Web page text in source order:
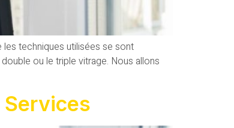
les techniques utilisées se sont
ou le triple vitrage. Nous allons
Services